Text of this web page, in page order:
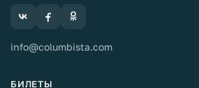
info@columbista.com
БИЛЕТЫ